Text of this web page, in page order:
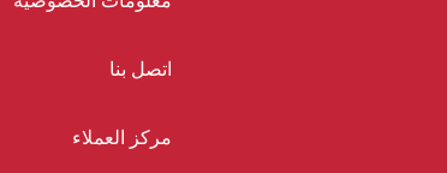
اتصل بنا
مركز العملاء